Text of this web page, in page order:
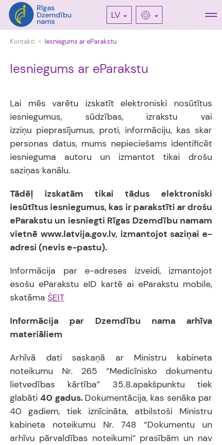
LV
Kontakti Iesniegums ar eParakstu
Iesniegums ar eParakstu
Lai mēs varētu izskatīt elektroniski nosūtītus
iesniegumus, sūdzības, izrakstu vai
izziņu pieprasījumus, proti, informāciju, kas skar
personas datus, mums nepieciešams identificēt
iesnieguma autoru un izmantot tikai drošu
saziņas kanālu.
Tādēļ izskatām tikai tādus elektroniski
iesūtītus iesniegumus, kas ir parakstīti ar drošu
eParakstu un iesniegti Rīgas Dzemdību namam
vietnē www.latvija.gov.lv, izmantojot saziņai e-
adresi (nevis e-pastu).
Informācija par e-adreses izveidi, izmantojot
esošu eParakstu eID kartē ai eParakstu mobile,
skatāma ŠEIT
Informācija par Dzemdību nama arhīva
materiāliem
Arhīvā dati saskaņā ar Ministru kabineta
noteikumu Nr. 265 “Medicīnisko dokumentu
lietvedības kārtība” 35.8.apakšpunktu tiek
glabāti40 gadus. Dokumentācija, kas senāka par
40 gadiem, tiek iznīcināta, atbilstoši Ministru
kabineta noteikumu Nr. 748 “Dokumentu un
arhīvu pārvaldības noteikumi” prasībām un nav